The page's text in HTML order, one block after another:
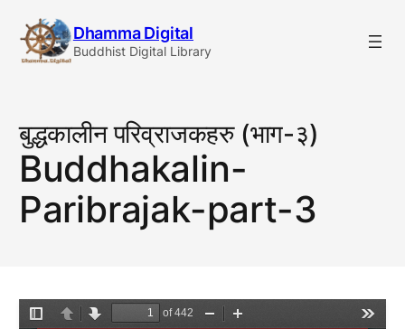
content
Dhamma Digital
Buddhist Digital Library
बुद्धकालीन परिव्राजकहरु (भाग-३)
Buddhakalin-
Paribrajak-part-3